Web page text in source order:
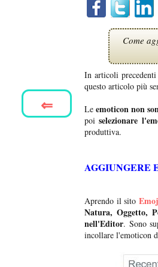
Come
In articoli
questo articolo più
Leemoticon non
poiselezionare
produttiva.
AGGIUNGERE
Aprendo il sito
Natura, Oggetto,
nell'Editor. Sono
incollare l'emoticon
⇐